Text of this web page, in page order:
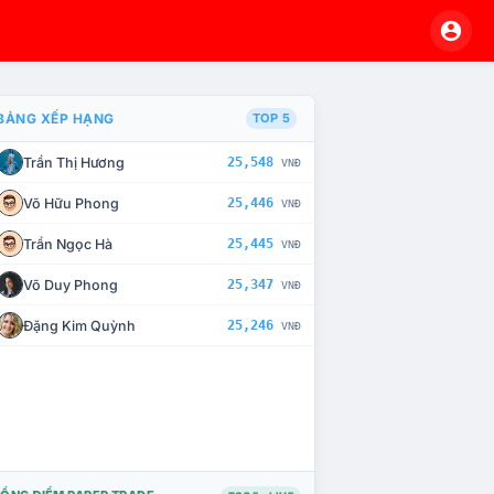
CHẾ TÀI XỬ LÝ VI PHẠM
XẾP HẠNG TOP 5
Trần Thị Hương 25,548 VNĐ
Võ Hữu Phong 25,446 VNĐ
Trần Ngọc Hà 25,445 VNĐ
Võ Duy Phong 25,347 VNĐ
Đặng Kim Quỳnh 25,246 VNĐ